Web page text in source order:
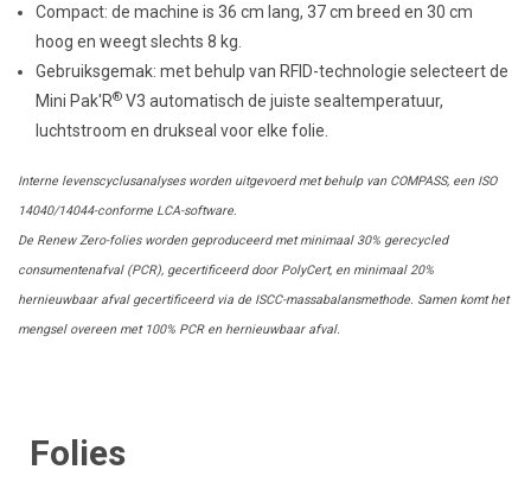
Compact: de machine is 36 cm lang, 37 cm breed en 30 cm
hoog en weegt slechts 8 kg.
Gebruiksgemak: met behulp van RFID-technologie selecteert de
Mini Pak'R® V3 automatisch de juiste sealtemperatuur,
luchtstroom en drukseal voor elke folie.
Interne levenscyclusanalyses worden uitgevoerd met behulp van COMPASS, een ISO
14040/14044-conforme LCA-software.
De Renew Zero-folies worden geproduceerd met minimaal 30% gerecycled
consumentenafval (PCR), gecertificeerd door PolyCert, en minimaal 20%
hernieuwbaar afval gecertificeerd via de ISCC-massabalansmethode. Samen komt het
mengsel overeen met 100% PCR en hernieuwbaar afval.
Folies